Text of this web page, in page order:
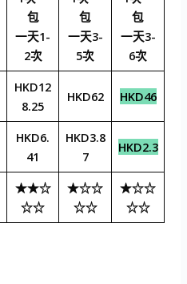
包
一天1-
2次
包
一天3-
5次
包
一天3-
6次
HKD12
8.25
HKD62 HKD46
HKD6.
41
HKD3.8
7
HKD2.3
★★☆
☆☆
★☆☆
☆☆
★☆☆
☆☆